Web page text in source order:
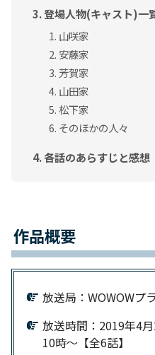
登場人物(キャスト)一
山咲家
安藤家
芳賀家
山田家
松下家
そのほかの人々
各話のあらすじと感想
作品概要
放送局：WOWOWプ
放送時間：2019年4
10時～【全6話】